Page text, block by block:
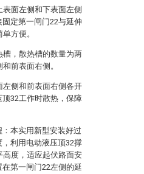
面左侧和下表面左侧
定第一闸门22与延伸
方便。
，散热槽的数量为两
前表面右侧。
侧和前表面右侧各开
32工作时散热，保障
本实用新型安装好过
利用电动液压顶32撑
高度，适应起伏路面安
第一闸门22左侧的延